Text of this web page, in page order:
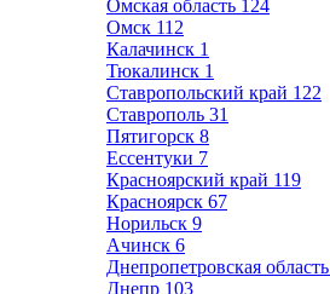
Омская область 124
Омск 112
Калачинск 1
Тюкалинск 1
Ставропольский край 122
Ставрополь 31
Пятигорск 8
Ессентуки 7
Красноярский край 119
Красноярск 67
Норильск 9
Ачинск 6
Днепропетровская область
Днепр 103